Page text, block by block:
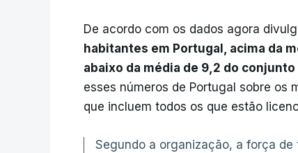
De acordo com os dados agora
habitantes em Portugal, acima da
abaixo da média de 9,2 do
esses números de Portugal sobre os
que incluem todos os que estão
Segundo a organização, a força